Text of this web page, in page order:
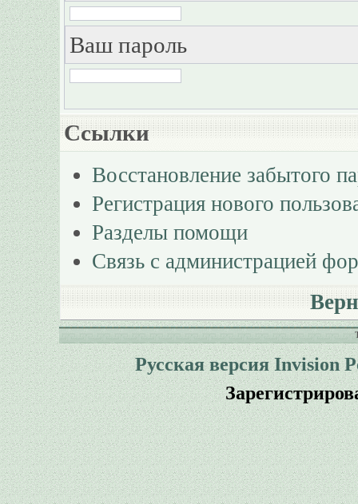
Ваш пароль
Ссылки
Восстановление забытого
Регистрация нового
Разделы помощи
Связь с администрацией
Русская версия Invision